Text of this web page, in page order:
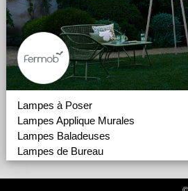
Lampes à Poser
Lampes Applique Murales
Lampes Baladeuses
Lampes de Bureau
Lampes sur Pied et Lampadaires
Lampes Suspensions et Guirlandes